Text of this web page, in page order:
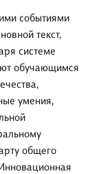
событиями
текст,
системе
обучающимся
умения,
общего